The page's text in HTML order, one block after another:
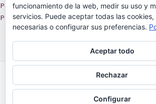
Políticas de privacidad
Políticas de cookies
18 de Septiembre 301
ARICA 2025
funcionamiento de la web, medir su uso y
servicios. Puede aceptar todas las
necesarias o configurar sus preferencias.
Aceptar todo
Rechazar
Configurar